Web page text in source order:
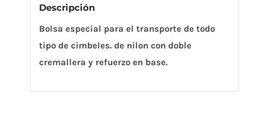
Descripción
Bolsa especial para el transporte de todo
tipo de cimbeles. de nilon con doble
cremallera y refuerzo en base.